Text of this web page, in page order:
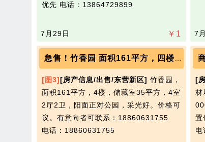
优先 电话：13864729899
￥ 1
7月29日 7
[图3][房产信息/出售/东营新区] 竹香园，
面积161平方，4楼，储藏室35平方，4室
2厅2卫，阳面正对公园，采光好。价格可
议。有意向者可联系：18860631755
电话：18860631755
[
材
置